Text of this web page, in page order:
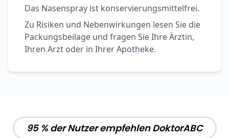
Das Nasenspray ist konservierungsmittelfrei.
Zu Risiken und Nebenwirkungen lesen Sie die
Packungsbeilage und fragen Sie Ihre Ärztin,
Ihren Arzt oder in Ihrer Apotheke.
95 % der Nutzer empfehlen DoktorABC